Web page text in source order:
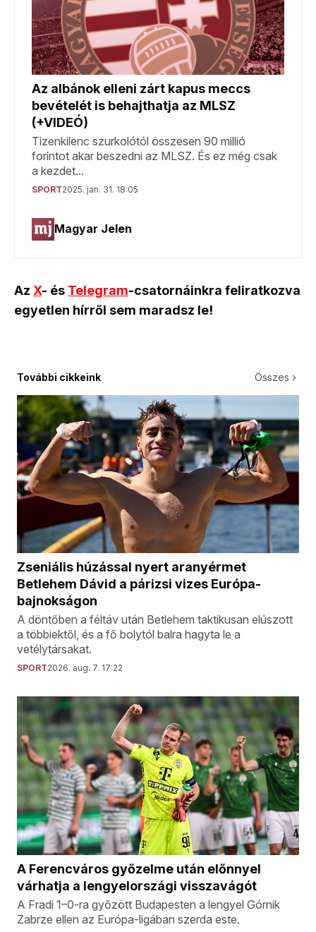
Az X- és Telegram-csatornáinkra feliratkozva
egyetlen hírről sem maradsz le!
További cikkeink Összes
Zseniális húzással nyert aranyérmet
Betlehem Dávid a párizsi vizes Európa-
bajnokságon
A döntőben a féltáv után Betlehem taktikusan elúszott
a többiektől, és a fő bolytól balra hagyta le a
vetélytársakat.
SPORT2026. aug. 7. 17:22
A Ferencváros győzelme után előnnyel
várhatja a lengyelországi visszavágót
A Fradi 1–0-ra győzött Budapesten a lengyel Górnik
Zabrze ellen az Európa-ligában szerda este.